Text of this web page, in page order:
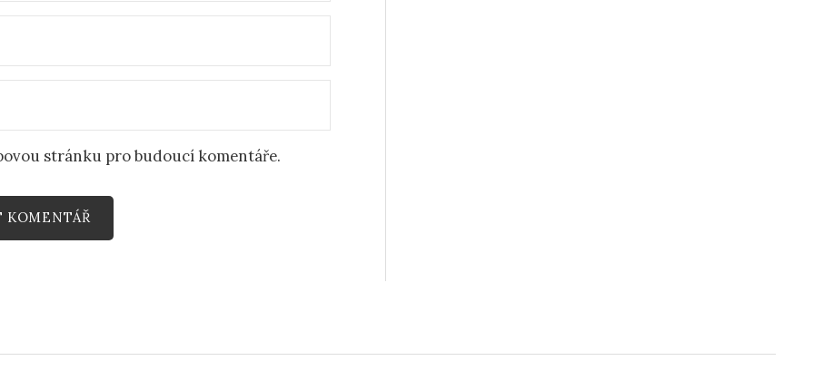
stránku pro budoucí komentáře.